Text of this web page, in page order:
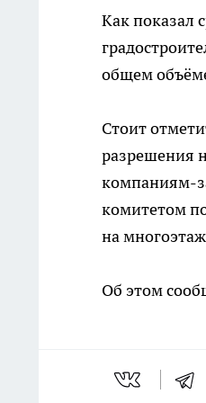
Как показал
общем
Стоит
разрешения
компаниям-
комитетом
на
Об этом